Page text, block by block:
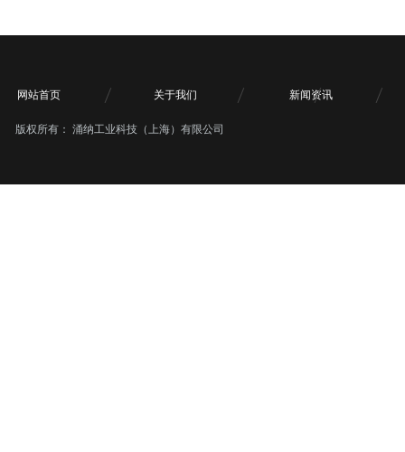
网站首页 关于我们 新闻资讯
版权所有： 涌纳工业科技（上海）有限公司